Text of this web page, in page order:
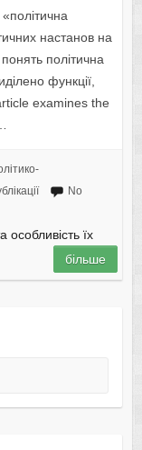
«політична
настанов на
політична
функції,
examines the
No
особливість їх
більше